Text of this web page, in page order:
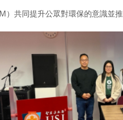
共同提升公眾對環保的意識並推